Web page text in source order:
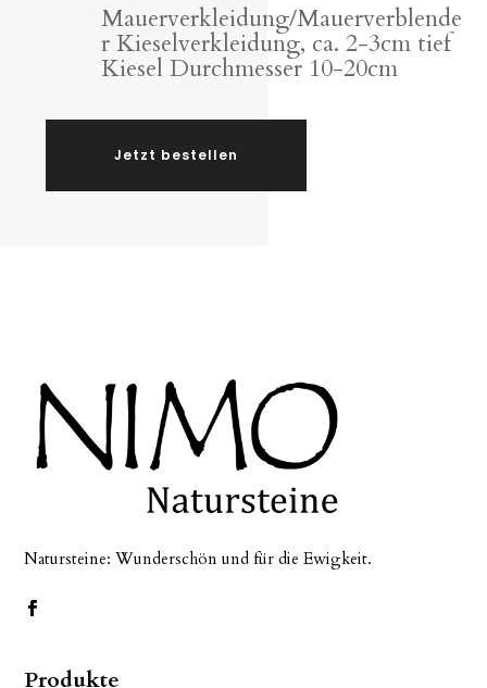
Mauerverkleidung/Mauerverblende
r Kieselverkleidung, ca. 2-3cm tief
Kiesel Durchmesser 10-20cm
Jetzt bestellen
Natursteine: Wunderschön und für die Ewigkeit.
Produkte